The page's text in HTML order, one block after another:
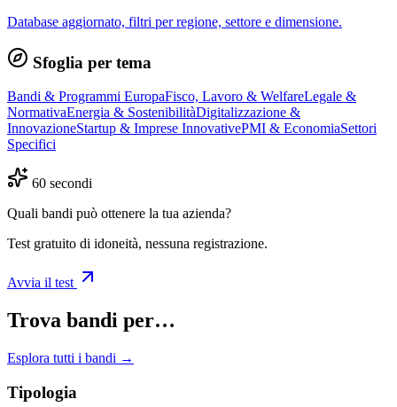
Database aggiornato, filtri per regione, settore e dimensione.
Sfoglia per tema
Bandi & Programmi EuropaFisco, Lavoro & WelfareLegale &
NormativaEnergia & SostenibilitàDigitalizzazione &
InnovazioneStartup & Imprese InnovativePMI & EconomiaSettori
Specifici
60 secondi
Quali bandi può ottenere la tua azienda?
Test gratuito di idoneità, nessuna registrazione.
Avvia il test
Trova bandi per…
Esplora tutti i bandi →
Tipologia